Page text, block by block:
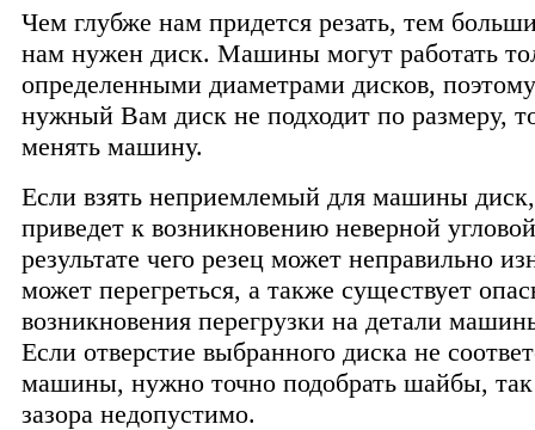
Чем глубже нам придется резать, тем
нам нужен диск. Машины могут работать
определенными диаметрами дисков,
нужный Вам диск не подходит по размеру,
менять машину.
Если взять неприемлемый для машины
приведет к возникновению неверной
результате чего резец может неправильно
может перегреться, а также существует
возникновения перегрузки на детали
Если отверстие выбранного диска не
машины, нужно точно подобрать шайбы, так
зазора недопустимо.